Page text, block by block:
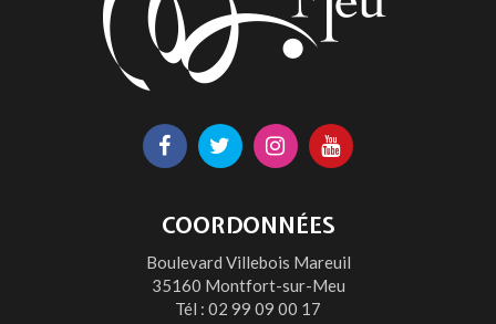
Lien
le
compte
Facebook
Lien
le
compte
Twitter
Lien
le
compte
Instagram
Lien
la
chaîne
Youtube
COORDONNÉES
Boulevard Villebois Mareuil
35160 Montfort-sur-Meu
Tél : 02 99 09 00 17